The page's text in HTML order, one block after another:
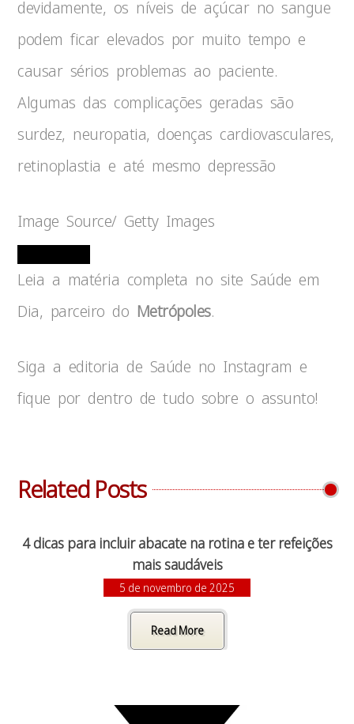
devidamente, os níveis de açúcar no sangue
podem ficar elevados por muito tempo e
causar sérios problemas ao paciente.
Algumas das complicações geradas são
surdez, neuropatia, doenças cardiovasculares,
retinoplastia e até mesmo depressão
Image Source/ Getty Images
Leia a matéria completa no site Saúde em
Dia, parceiro do Metrópoles.
Siga a editoria de Saúde no Instagram e
fique por dentro de tudo sobre o assunto!
Related Posts
4 dicas para incluir abacate na rotina e ter refeições
mais saudáveis
5 de novembro de 2025
Read More